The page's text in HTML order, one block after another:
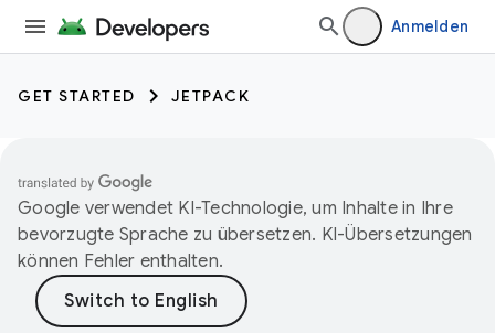
Anmelden
GET STARTED JETPACK
Google verwendet KI-Technologie, um Inhalte in Ihre
bevorzugte Sprache zu übersetzen. KI-Übersetzungen
können Fehler enthalten.